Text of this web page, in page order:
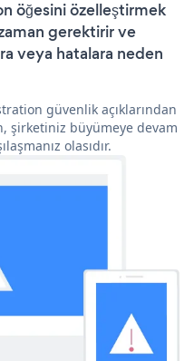
öğesini özelleştirmek
gerektirir ve
veya hatalara neden
güvenlik açıklarından
şirketiniz büyümeye devam
olasıdır.